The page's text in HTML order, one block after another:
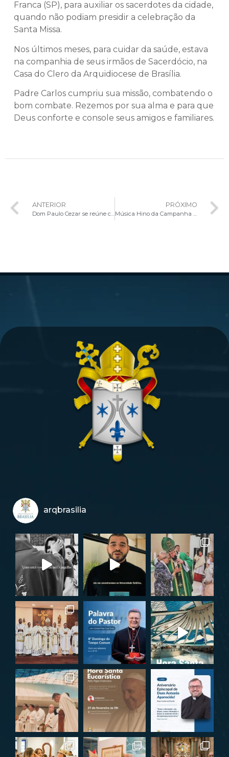
Franca (SP), para auxiliar os sacerdotes da cidade,
quando não podiam presidir a celebração da
Santa Missa.
Nos últimos meses, para cuidar da saúde, estava
na companhia de seus irmãos de Sacerdócio, na
Casa do Clero da Arquidiocese de Brasília.
Padre Carlos cumpriu sua missão, combatendo o
bom combate. Rezemos por sua alma e para que
Deus conforte e console seus amigos e familiares.
ANTERIOR
Dom Paulo Cezar se reúne com lideranças políticas para destacar a importância da defesa da vida
PRÓXIMO
arqbrasilia